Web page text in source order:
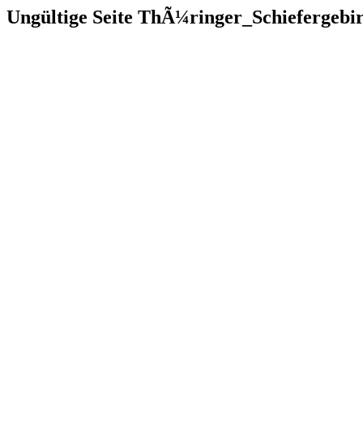
Ungültige Seite